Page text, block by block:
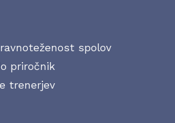
spolov
priročnik
trenerjev